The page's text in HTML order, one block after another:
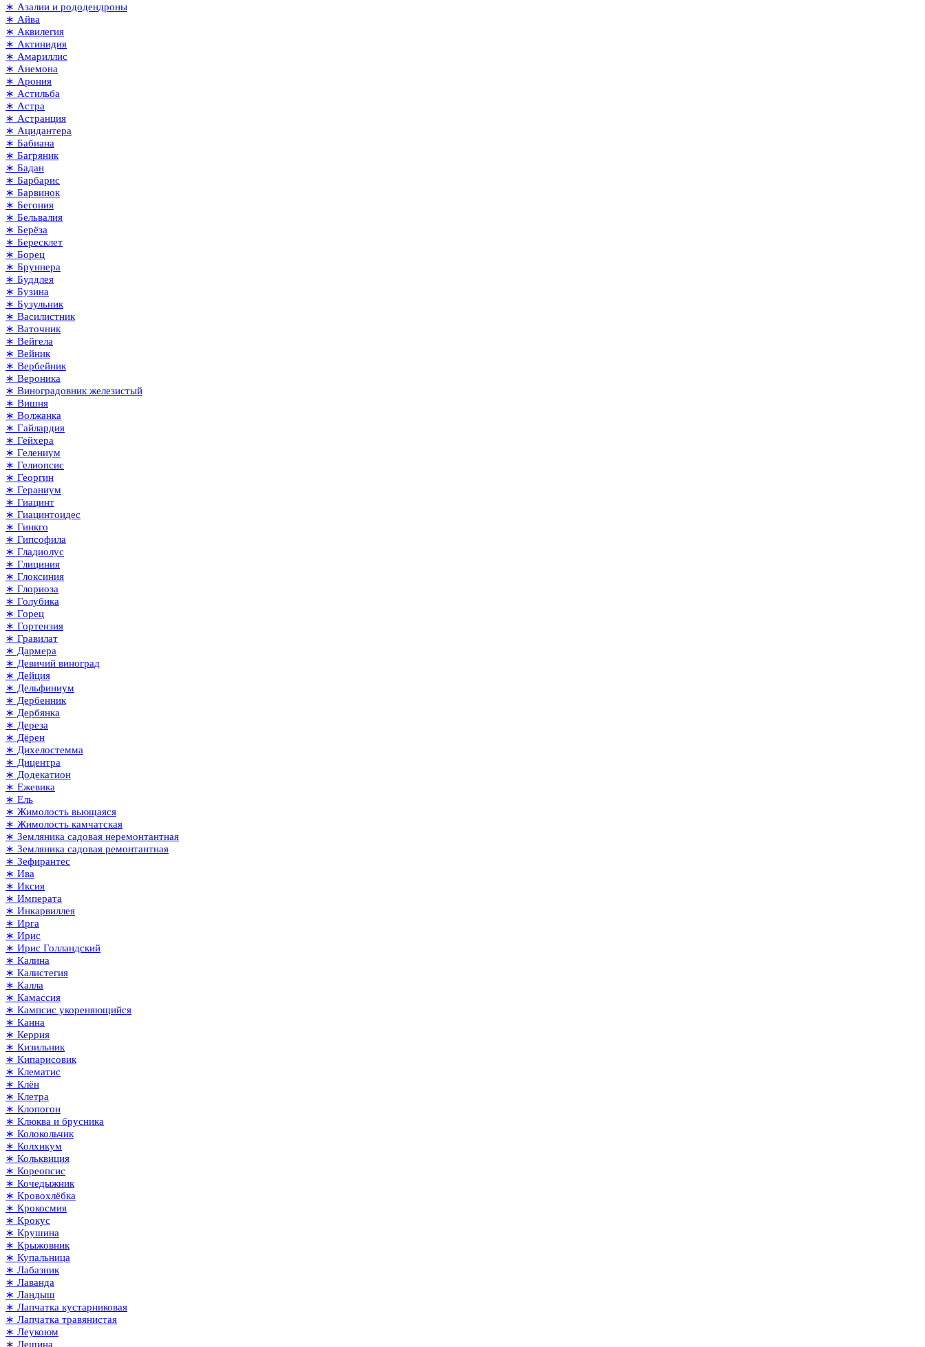
∗ Азалии и рододендроны
∗ Айва
∗ Аквилегия
∗ Актинидия
∗ Амариллис
∗ Анемона
∗ Арония
∗ Астильба
∗ Астра
∗ Астранция
∗ Ацидантера
∗ Бабиана
∗ Багряник
∗ Бадан
∗ Барбарис
∗ Барвинок
∗ Бегония
∗ Бельвалия
∗ Берёза
∗ Бересклет
∗ Борец
∗ Бруннера
∗ Буддлея
∗ Бузина
∗ Бузульник
∗ Василистник
∗ Ваточник
∗ Вейгела
∗ Вейник
∗ Вербейник
∗ Вероника
∗ Виноградовник железистый
∗ Вишня
∗ Волжанка
∗ Гайлардия
∗ Гейхера
∗ Гелениум
∗ Гелиопсис
∗ Георгин
∗ Гераниум
∗ Гиацинт
∗ Гиацинтоидес
∗ Гинкго
∗ Гипсофила
∗ Гладиолус
∗ Глициния
∗ Глоксиния
∗ Глориоза
∗ Голубика
∗ Горец
∗ Гортензия
∗ Гравилат
∗ Дармера
∗ Девичий виноград
∗ Дейция
∗ Дельфиниум
∗ Дербенник
∗ Дербянка
∗ Дереза
∗ Дёрен
∗ Дихелостемма
∗ Дицентра
∗ Додекатион
∗ Ежевика
∗ Ель
∗ Жимолость вьющаяся
∗ Жимолость камчатская
∗ Земляника садовая неремонтантная
∗ Земляника садовая ремонтантная
∗ Зефирантес
∗ Ива
∗ Иксия
∗ Императа
∗ Инкарвиллея
∗ Ирга
∗ Ирис
∗ Ирис Голландский
∗ Калина
∗ Калистегия
∗ Калла
∗ Камассия
∗ Кампсис укореняющийся
∗ Канна
∗ Керрия
∗ Кизильник
∗ Кипарисовик
∗ Клематис
∗ Клён
∗ Клетра
∗ Клопогон
∗ Клюква и брусника
∗ Колокольчик
∗ Колхикум
∗ Кольквиция
∗ Кореопсис
∗ Кочедыжник
∗ Кровохлёбка
∗ Крокосмия
∗ Крокус
∗ Крушина
∗ Крыжовник
∗ Купальница
∗ Лабазник
∗ Лаванда
∗ Ландыш
∗ Лапчатка кустарниковая
∗ Лапчатка травянистая
∗ Леукоюм
∗ Лещина